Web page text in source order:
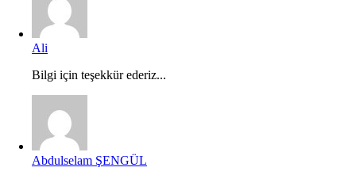
Ali
Bilgi için teşekkür ederiz...
Abdulselam ŞENGÜL